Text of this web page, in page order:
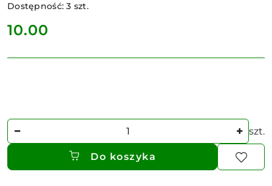
Dostępność:3 szt.
cena:
10.00
szt.
Do koszyka